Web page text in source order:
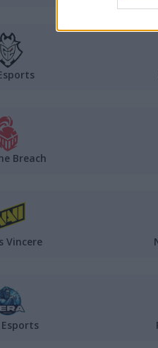
Breach
Vincere
Esports